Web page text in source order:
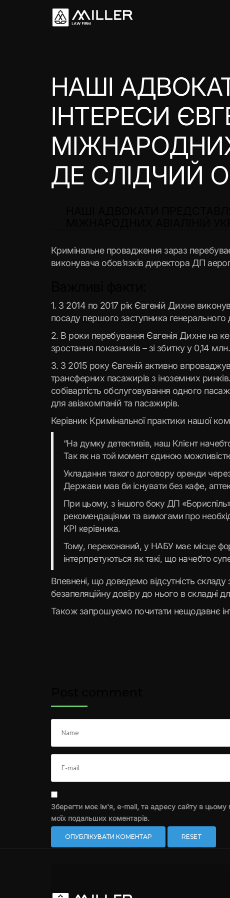
НАШІ
ІНТЕРЕСИ
МІЖНАРОДНИХ
ДЕ СЛІДЧИЙ
Кримінальне провадження зараз
виконувача обов’язків директора ДП
1. З 2014 по 2017 рік Євгеній Дихне
посаду першого заступника
2. В роки перебування Євгенія Дихне на
зростання показників – зі збитку у 0,14
3. З 2015 року Євгеній активно
трансферних пасажирів з іноземних
собівартість обслуговування одного
для авіакомпаній та пасажирів.
Керівник Кримінальної практики нашої
“На думку детективів, наш Клієнт
Так як на той момент єдиною
Укладання такого договору оренди
Держави мав би існувати без кафе,
При цьому, з іншого боку ДП
рекомендаціями та вимогами про
KPI керівника.
Тому, переконаний, у НАБУ має місце
інтерпретуються як такі, що начебто
Впевнені, що доведемо відсутність
безапеляційну довіру до нього в складні
Також запрошуємо почитати нещодавнє
Зберегти моє ім'я, e-mail, та адресу сайту в цьому
моїх подальших коментарів.
RESET